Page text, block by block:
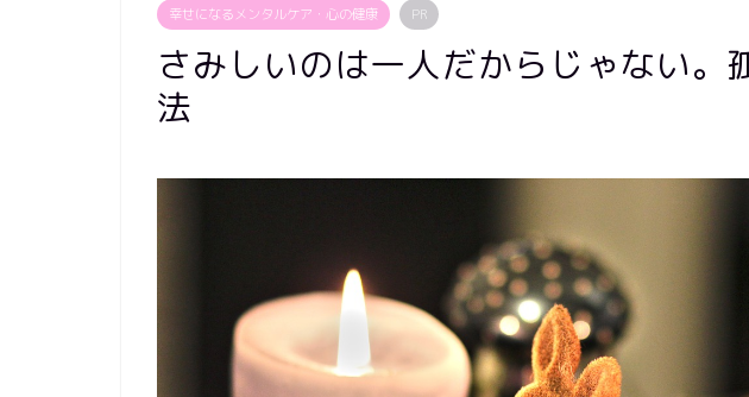
幸せになるメンタルケア・心の健康 PR
さみしいのは一人だからじゃない。
法